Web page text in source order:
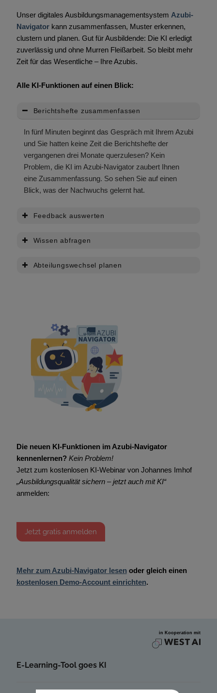
Unser digitales Ausbildungsmanagementsystem Azubi-
Navigatorkann zusammenfassen, Muster erkennen,
clustern und planen. Gut für Ausbildende: Die KI erledigt
zuverlässig und ohne Murren Fleißarbeit. So bleibt mehr
Zeit für das Wesentliche – Ihre Azubis.
Alle KI-Funktionen auf einen Blick:
Berichtshefte zusammenfassen
In fünf Minuten beginnt das Gespräch mit Ihrem Azubi
und Sie hatten keine Zeit die Berichtshefte der
vergangenen drei Monate querzulesen? Kein
Problem, die KI im Azubi-Navigator zaubert Ihnen
eine Zusammenfassung. So sehen Sie auf einen
Blick, was der Nachwuchs gelernt hat.
Feedback auswerten
Wissen abfragen
Abteilungswechsel planen
Die neuen KI-Funktionen im Azubi-Navigator
kennenlernen? Kein Problem!
Jetzt zum kostenlosen KI-Webinar von Johannes Imhof
„Ausbildungsqualität sichern – jetzt auch mit KI“
anmelden:
Jetzt gratis anmelden
Mehr zum Azubi-Navigator lesenoder gleich einen
kostenlosen Demo-Account einrichten.
E-Learning-Tool goes KI